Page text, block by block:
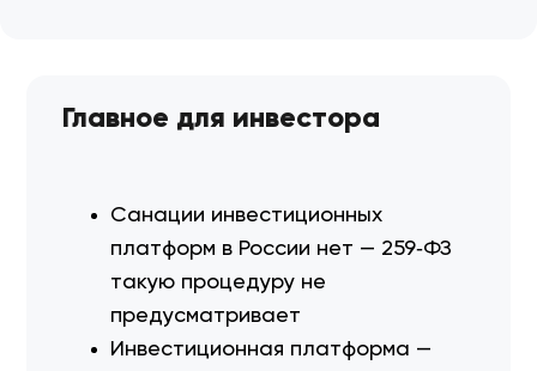
Главное для инвестора
Санации инвестиционных
платформ в России нет — 259‑ФЗ
такую процедуру не
предусматривает
Инвестиционная платформа —